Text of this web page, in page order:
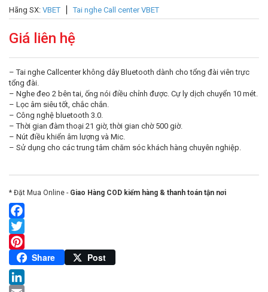
Hãng SX: VBET Tai nghe Call center VBET
Giá liên hệ
– Tai nghe Callcenter không dây Bluetooth dành cho tổng đài viên trực
tổng đài.
– Nghe đeo 2 bên tai, ống nói điều chỉnh được. Cự ly dịch chuyển 10 mét.
– Lọc âm siêu tốt, chắc chắn.
– Công nghệ bluetooth 3.0.
– Thời gian đàm thoại 21 giờ, thời gian chờ 500 giờ.
– Nút điều khiển âm lượng và Mic.
– Sử dụng cho các trung tâm chăm sóc khách hàng chuyên nghiệp.
* Đặt Mua Online - Giao Hàng COD kiểm hàng & thanh toán tận nơi
Facebook
Twitter
Pinterest
Share Post